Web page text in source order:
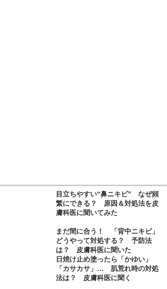
目立ちやすい“鼻ニキビ” なぜ頻
繁にできる？ 原因＆対処法を皮
膚科医に聞いてみた
まだ間に合う！ 「背中ニキビ」
どうやって対処する？ 予防法
は？ 皮膚科医に聞いた
日焼け止め塗ったら「かゆい」
「カサカサ」… 肌荒れ時の対処
法は？ 皮膚科医に聞く